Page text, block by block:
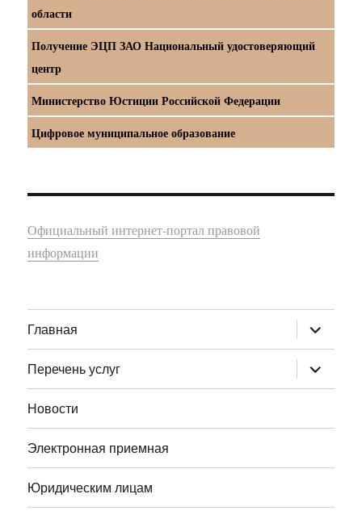
области
Получение ЭЦП ЗАО Национальный удостоверяющий
центр
Министерство Юстиции Российской Федерации
Цифровое муниципальное образование
Официальный интернет-портал правовой
информации
Главная раскрыть
дочернее
меню
Перечень услуг
раскрыть
дочернее
меню
Новости
Электронная приемная
Юридическим лицам